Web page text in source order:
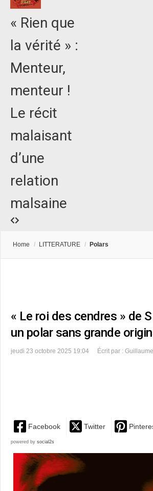
« Rien que
la vérité » :
Menteur,
menteur !
Le récit
malaisant
d’une
relation
malsaine
Home / LITTERATURE / Polars
« Le roi des cendres » de
un polar sans grande
jeudi 23 octobre 2025 19:04 Écrit par :
Facebook Twitter
powered by social2s